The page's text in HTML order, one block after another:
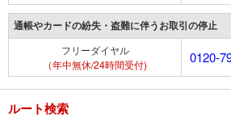
通帳やカードの紛失・盗難に伴うお取引の停止
フリーダイヤル
（年中無休/24時間受付)
0120-
ルート検索